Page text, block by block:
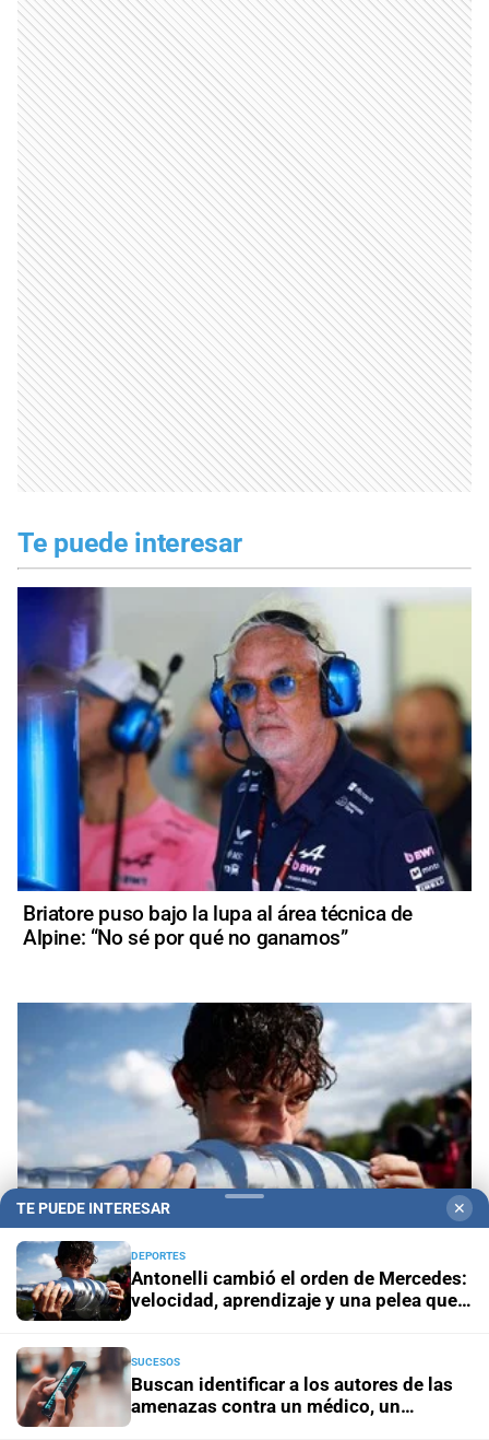
Te puede interesar
Briatore puso bajo la lupa al área técnica de
Alpine: “No sé por qué no ganamos”
Antonelli cambió el orden de Mercedes:
velocidad, aprendizaje y una pelea que Wolff ya
intenta controlar
TE PUEDE INTERESAR ✕
DEPORTES
Antonelli cambió el orden de Mercedes:
velocidad, aprendizaje y una pelea que
SUCESOS
Buscan identificar a los autores de las
amenazas contra un médico, un